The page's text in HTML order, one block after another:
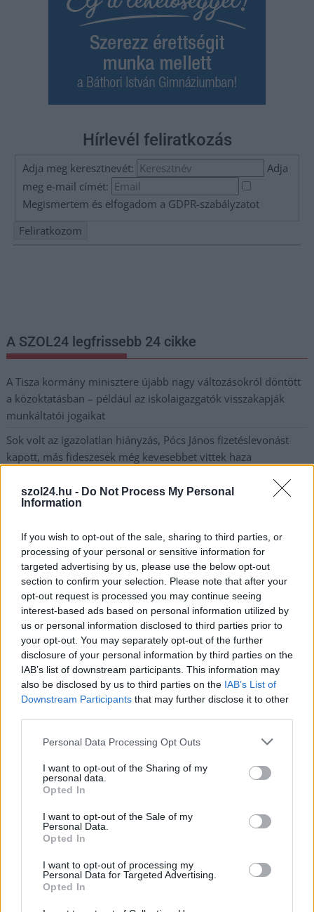
szol24.hu - Do Not Process My Personal
Information
If you wish to opt-out of the sale, sharing to third parties, or
processing of your personal or sensitive information for
targeted advertising by us, please use the below opt-out
section to confirm your selection. Please note that after your
opt-out request is processed you may continue seeing
interest-based ads based on personal information utilized by
us or personal information disclosed to third parties prior to
your opt-out. You may separately opt-out of the further
disclosure of your personal information by third parties on the
IAB’s list of downstream participants. This information may
also be disclosed by us to third parties on the IAB’s List of
Downstream Participants that may further disclose it to other
Please note that this website/app uses one or more Google
not limited to your visit or usage behaviour. You may click to
grant or deny consent to Google and its third-party tags to
use your data for below specified purposes in below Google
consent section.
Personal Data Processing Opt Outs
I want to opt-out of the Sharing of my
personal data.
Opted In
I want to opt-out of the Sale of my
Personal Data.
Opted In
I want to opt-out of processing my
Personal Data for Targeted Advertising.
Opted In
Hírlevél feliratkozás
Adja meg keresztnevét:
Adja
meg e-mail címét:
Megismertem és elfogadom a GDPR-szabályzatot
A SZOL24 legfrissebb 24 cikke
A Tisza kormány minisztere újabb nagy változásokról döntött
a közoktatásban – például az iskolaigazgatók visszakapják
munkáltatói jogaikat
Sok volt az igazolatlan hiányzás, Pócs János fizetéslevonást
kapott, más fideszesek még kevesebbet vittek haza
további üzemeltetését
állapotban levő buszmegálló mutatja, hogy Szolnok mennyire
élhető város
Pénteken újra csökken a benzin és a gázolaj ára is
Napokon belül megválasztja az új köztársasági elnököt az
Országgyűlés
Kiterjedt tüzek pusztítanak az országban, köztük Karcagon
Harmadfokú hőségriasztás az országban: Szolnokon klímát
javítottak, helikoptereket is bevetettek a tüzeknél
vasútvonal közlekedését
A polgármester a szolnoki cégekhez fordult: több száz
elbocsátott dolgozón segítene
Csődbe ment a tószegi Accell Hunland, a hazai
Egyszer fent, egyszer lent, így festett a Duna a két évvel
ezelőtti árvíz idején és így most – fotógyűjtemény